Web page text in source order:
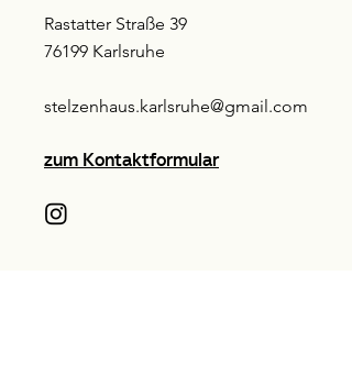
Rastatter Straße 39
76199 Karlsruhe
stelzenhaus.karlsruhe@gmail.com
zum Kontaktformular